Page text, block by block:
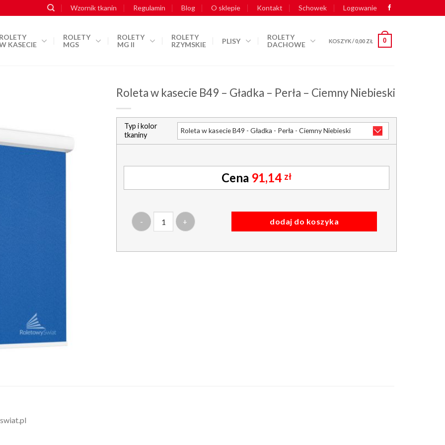
Wzornik tkanin Regulamin Blog O sklepie Kontakt Schowek Logowanie
ROLETY
KASECIE
ROLETY
MGS
ROLETY
MG II
ROLETY
RZYMSKIE
PLISY
ROLETY
DACHOWE
KOSZYK /0,00 ZŁ 0
Roleta w kasecie B49 – Gładka – Perła – Ciemny Niebieski
Typ i kolor
tkaniny
ilość roleta w kasecie b49 - gładka - perła - ciemny niebieski
dodaj do koszyka
91,14 zł